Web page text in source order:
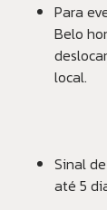
Para
Belo
local.
Sinal
até 5